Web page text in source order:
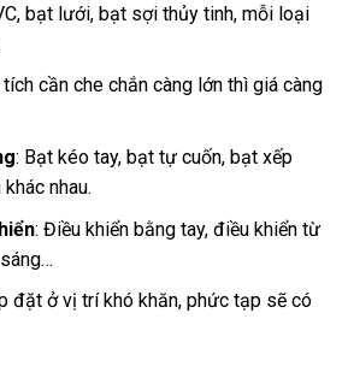
bạt lưới, bạt sợi thủy tinh, mỗi loại
tích cần che chắn càng lớn thì giá càng
: Bạt kéo tay, bạt tự cuốn, bạt xếp
nhau.
: Điều khiển bằng tay, điều khiển từ
đặt ở vị trí khó khăn, phức tạp sẽ có